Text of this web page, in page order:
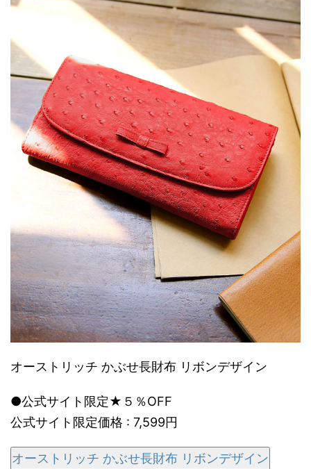
オーストリッチ かぶせ長財布 リボンデザイン
●公式サイト限定★５％OFF
公式サイト限定価格 : 7,599円
オーストリッチ かぶせ長財布 リボンデザイン